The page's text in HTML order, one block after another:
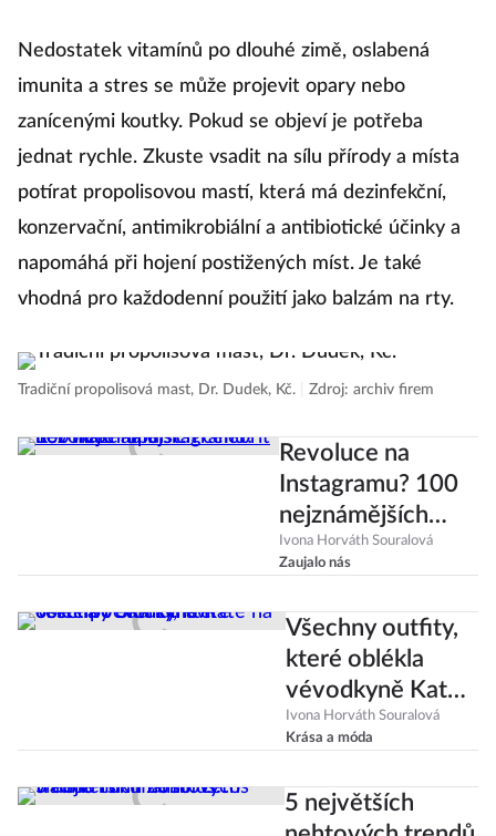
Nedostatek vitamínů po dlouhé zimě, oslabená
imunita a stres se může projevit opary nebo
zanícenými koutky. Pokud se objeví je potřeba
jednat rychle. Zkuste vsadit na sílu přírody a místa
potírat propolisovou mastí, která má dezinfekční,
konzervační, antimikrobiální a antibiotické účinky a
napomáhá při hojení postižených míst. Je také
vhodná pro každodenní použití jako balzám na rty.
Tradiční propolisová mast, Dr. Dudek, Kč. Zdroj: archiv firem
Revoluce na
Instagramu? 100
nejznámějších
celebrit bez make-
upu
Ivona Horváth Souralová
Zaujalo nás
Všechny outfity,
které oblékla
vévodkyně Kate
na cestě po
Skandinávii
Ivona Horváth Souralová
Krása a móda
5 největších